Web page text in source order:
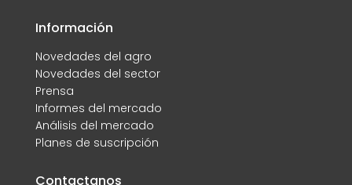
Información
Novedades del agro
Novedades del sector
Prensa
Informes del mercado
Análisis del mercado
Planes de suscripción
Contactanos